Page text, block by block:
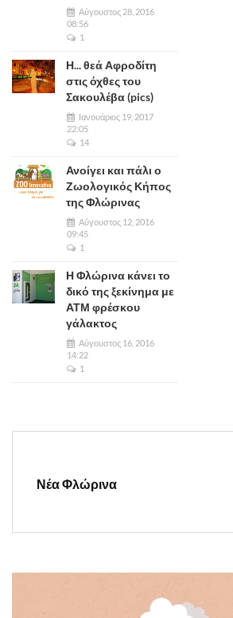
Αύγουστος 28, 2016
08:56
1
Η... θεά Αφροδίτη
στις όχθες του
Σακουλέβα (pics)
Ιανουάριος 19, 2017
22:05
14
Ανοίγει και πάλι ο
Ζωολογικός Κήπος
της Φλώρινας
Αύγουστος 12, 2016
09:45
1
Η Φλώρινα κάνει το
δικό της ξεκίνημα με
ΑΤΜ φρέσκου
γάλακτος
Αύγουστος 16, 2016
14:22
1
Νέα Φλώρινα